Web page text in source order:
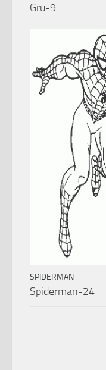
Gru-9
SPIDERMAN
Spiderman-24